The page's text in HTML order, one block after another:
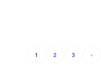
1 2 3 ›